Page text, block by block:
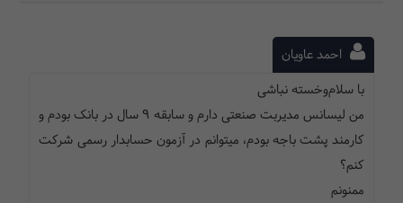
احمد عاویان
با سلام‌و‌خسته نباشی
من لیسانس مدیربت صنعتی دارم و سابقه ۹ سال در بانک بودم و
کارمند پشت باجه بودم، میتوانم در آزمون حسابدار رسمی شرکت
کنم؟
ممنونم